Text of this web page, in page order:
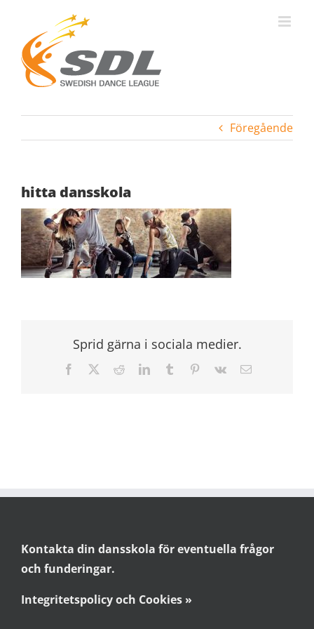
innehållet
Föregående
hitta dansskola
Sprid gärna i sociala medier.
Facebook RedditLinkedInTumblr Pinterest
Vk
E-
Kontakta din dansskola för eventuella frågor
och funderingar.
Integritetspolicy och Cookies »